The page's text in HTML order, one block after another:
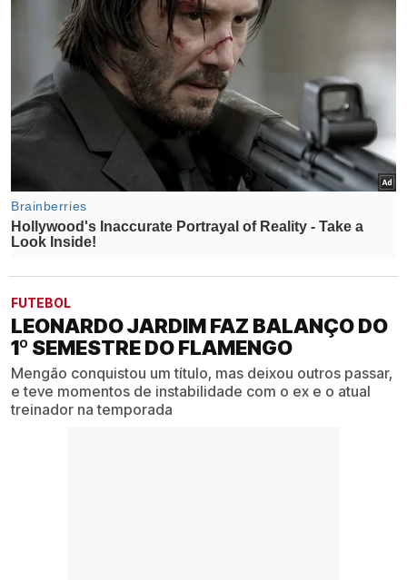
FUTEBOL
LEONARDO JARDIM FAZ BALANÇO DO
1º SEMESTRE DO FLAMENGO
Mengão conquistou um título, mas deixou outros passar,
e teve momentos de instabilidade com o ex e o atual
treinador na temporada